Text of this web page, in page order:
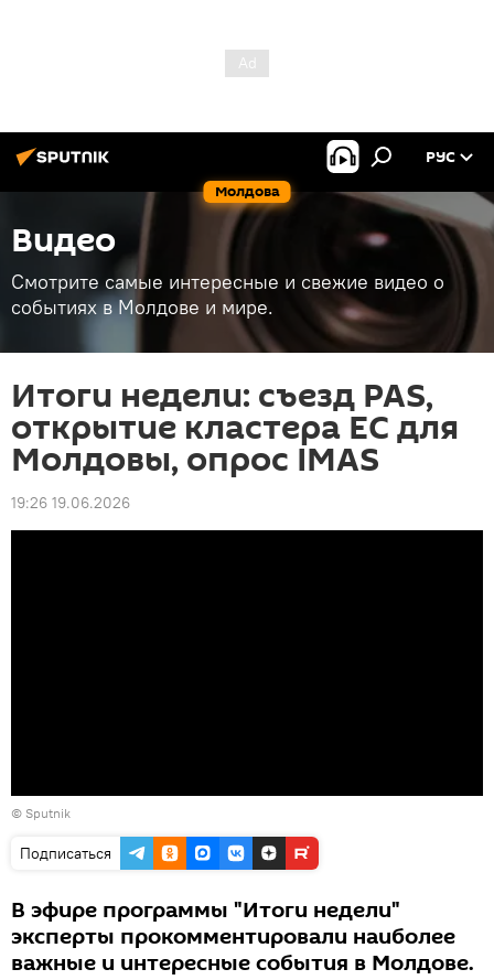
Молдова
РУС
Видео
Смотрите самые интересные и свежие видео о
событиях в Молдове и мире.
Итоги недели: съезд PAS,
открытие кластера ЕС для
Молдовы, опрос IMAS
19:26 19.06.2026
© Sputnik
Подписаться
В эфире программы "Итоги недели"
эксперты прокомментировали наиболее
важные и интересные события в Молдове.